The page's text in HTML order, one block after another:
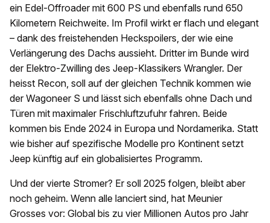
ein Edel-Offroader mit 600 PS und ebenfalls rund 650
Kilometern Reichweite. Im Profil wirkt er flach und elegant
– dank des freistehenden Heckspoilers, der wie eine
Verlängerung des Dachs aussieht. Dritter im Bunde wird
der Elektro-Zwilling des Jeep-Klassikers Wrangler. Der
heisst Recon, soll auf der gleichen Technik kommen wie
der Wagoneer S und lässt sich ebenfalls ohne Dach und
Türen mit maximaler Frischluftzufuhr fahren. Beide
kommen bis Ende 2024 in Europa und Nordamerika. Statt
wie bisher auf spezifische Modelle pro Kontinent setzt
Jeep künftig auf ein globalisiertes Programm.
Und der vierte Stromer? Er soll 2025 folgen, bleibt aber
noch geheim. Wenn alle lanciert sind, hat Meunier
Grosses vor: Global bis zu vier Millionen Autos pro Jahr